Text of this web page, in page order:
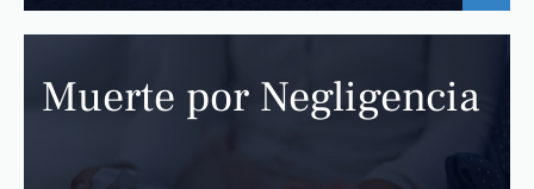
Muerte por Negligencia